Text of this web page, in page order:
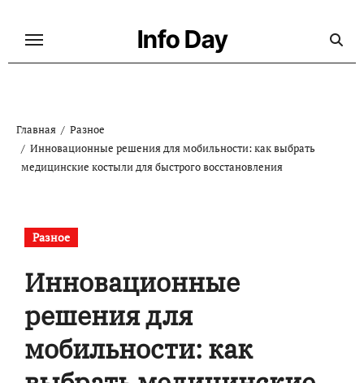
Info Day
Главная
Разное
Инновационные решения для мобильности: как выбрать
медицинские костыли для быстрого восстановления
Разное
Инновационные
решения для
мобильности: как